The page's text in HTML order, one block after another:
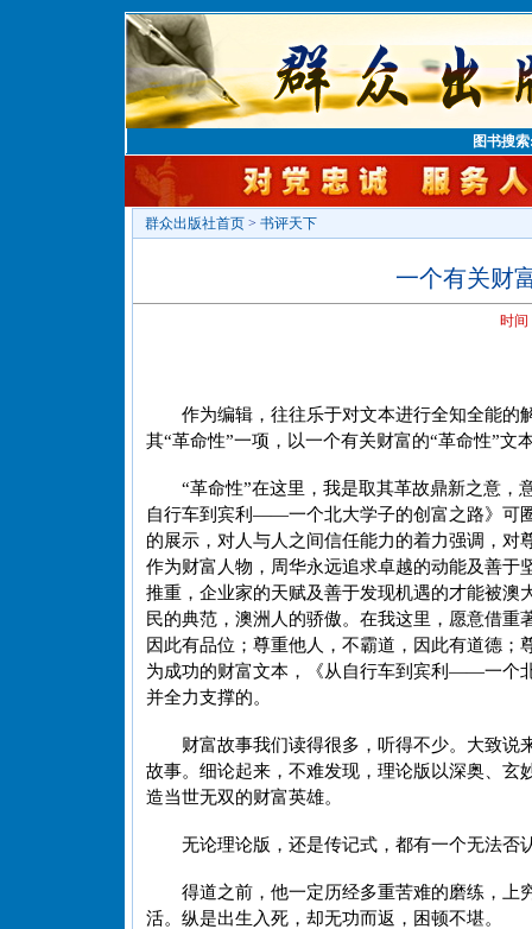
图书搜
群众出版社首页 > 书评天下
一个有关财
时间
作为编辑，往往乐于对文本进行全知全能的
其“革命性”一项，以一个有关财富的“革命性”
“革命性”在这里，我是取其革故鼎新之意，
自行车到宾利——一个北大学子的创富之路》可
的展示，对人与人之间信任能力的着力强调，
作为财富人物，周华永远追求卓越的动能及善
推重，企业家的天赋及善于发现机遇的才能被
民的典范，澳洲人的骄傲。在我这里，愿意借
因此有品位；尊重他人，不霸道，因此有道德
为成功的财富文本，《从自行车到宾利——一个
并全力支撑的。
财富故事我们读得很多，听得不少。大致说
故事。细论起来，不难发现，理论版以深奥、
造当世无双的财富英雄。
无论理论版，还是传记式，都有一个无法否
得道之前，他一定历经多重苦难的磨练，上
活。纵是出生入死，却无功而返，困顿不堪。